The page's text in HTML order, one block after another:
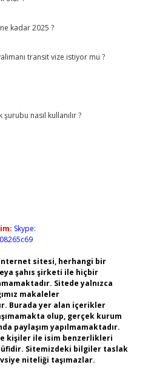
kadar 2025 ?
transit vize istiyor mu ?
nasıl kullanılır ?
Skype:
sitesi, herhangi bir
şahıs şirketi ile hiçbir
Sitede yalnızca
makaleler
Burada yer alan içerikler
olup, gerçek kurum
paylaşım yapılmamaktadır.
kişiler ile isim benzerlikleri
Sitemizdeki bilgiler taslak
niteliği taşımazlar.